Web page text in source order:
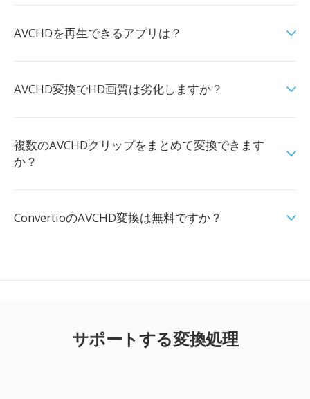
AVCHDを再生できるアプリは？
AVCHD変換でHD画質は劣化しますか？
複数のAVCHDクリップをまとめて変換できます
か？
ConvertioのAVCHD変換は無料ですか？
サポートする変換処理